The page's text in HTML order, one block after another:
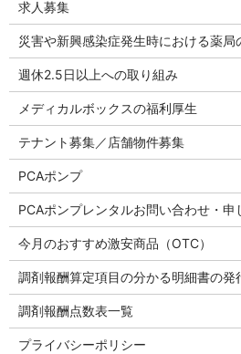
求人募集
災害や新興感染症発生時における薬局
週休2.5日以上への取り組み
メディカルボックスの福利厚生
テナント募集／店舗物件募集
PCAポンプ
PCAポンプレンタルお問い合わせ・申
今月のおすすめ激安商品（OTC）
調剤報酬算定項目の分かる明細書の発
調剤報酬点数表一覧
プライバシーポリシー